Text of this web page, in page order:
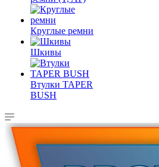
Круглые ремни
Шкивы
Втулки TAPER
BUSH